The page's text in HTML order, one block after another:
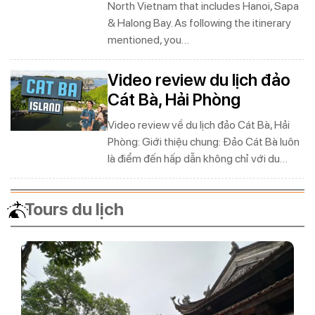
North Vietnam that includes Hanoi, Sapa
& Halong Bay. As following the itinerary
mentioned, you…
Video review du lịch đảo
Cát Bà, Hải Phòng
Video review về du lịch đảo Cát Bà, Hải
Phòng: Giới thiệu chung: Đảo Cát Bà luôn
là điểm đến hấp dẫn không chỉ với du…
Tours du lịch